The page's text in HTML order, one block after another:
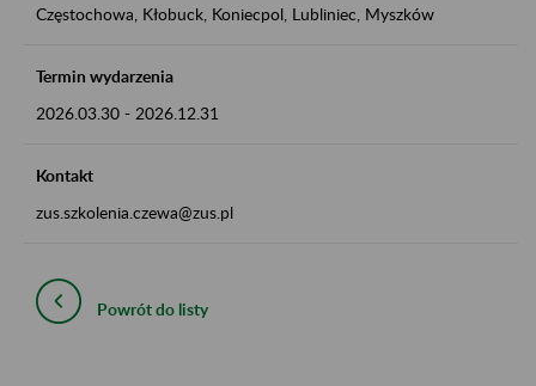
Częstochowa, Kłobuck, Koniecpol, Lubliniec, Myszków
Termin wydarzenia
2026.03.30 - 2026.12.31
Kontakt
zus.szkolenia.czewa@zus.pl
Powrót do listy